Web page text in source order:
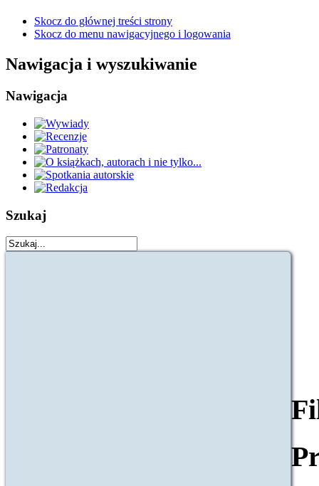
Skocz do głównej treści strony
Skocz do menu nawigacyjnego i logowania
Nawigacja i wyszukiwanie
Nawigacja
Szukaj